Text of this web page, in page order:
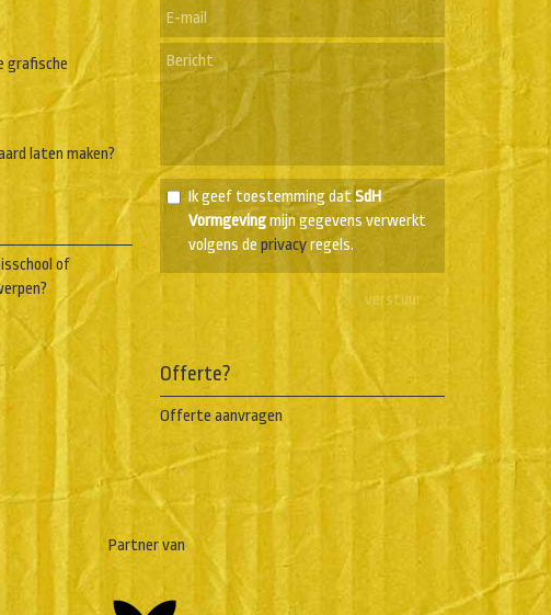
grafische
laten maken?
of
Ik geef toestemming datSdH
Vormgevingmijn gegevens verwerkt
volgens de privacyregels.
Offerte?
Offerte aanvragen
Partner van